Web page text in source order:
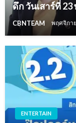
ดึก วันเสาร์ที่
CBNTEAM พฤศจิกา
ENTERTAIN